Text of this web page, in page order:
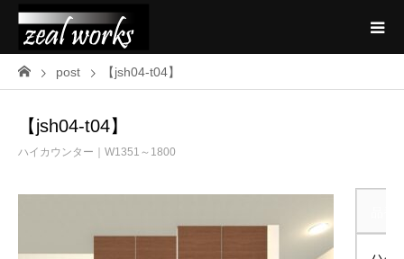
post 【jsh04-t04】
【jsh04-t04】
ハイカウンター｜W1351～1800